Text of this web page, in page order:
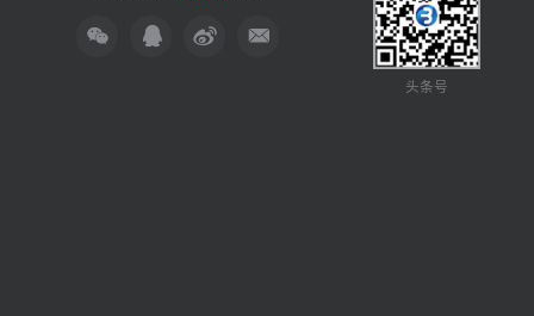
头条号